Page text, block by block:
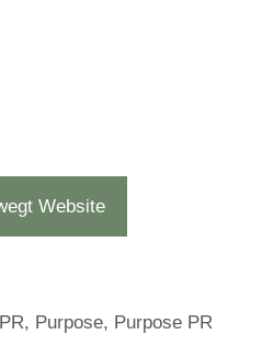
Website
, Purpose, Purpose PR